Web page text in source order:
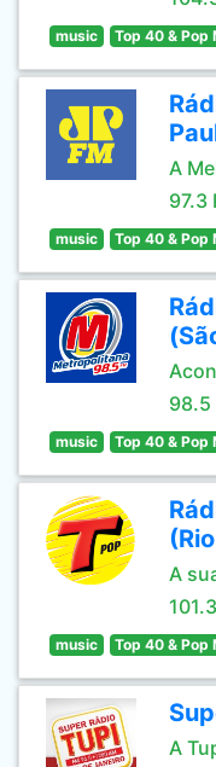
music Top 40 & Pop
A
97.3
music Top 40 & Pop
98.5
music Top 40 & Pop
A
music Top 40 & Pop
A